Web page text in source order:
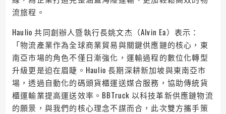
流旅程。
Haulio 共同創辦人暨執行長姚文杰（Alvin Ea）表示：
「物流產業作為全球商業貿易與關鍵供應鏈的核心，東
南亞市場的角色不僅日漸強化，運輸過程的數位化轉型
升級更是迫在眉睫。Haulio 長期深耕新加坡與東南亞市
場，透過自動化的碼頭貨櫃運送媒合服務，協助傳統貨
櫃運輸業提高運送效率。BBTruck 以科技革新供應鏈物流
的願景，與我們的核心理念不謀而合，此次雙方攜手策